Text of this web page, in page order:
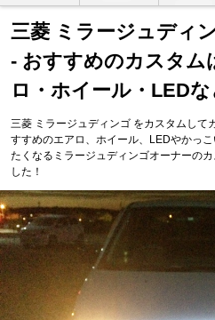
三菱 ミラージュディ
- おすすめのカスタム
ロ・ホイール・LED
三菱 ミラージュディンゴ をカスタムして
すすめのエアロ、ホイール、LEDやかっ
たくなるミラージュディンゴオーナーの
した！